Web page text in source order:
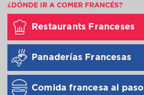
¿DÓNDE IR A COMER FRANCÉS?
Restaurants Franceses
Panaderías Francesas
Comida francesa al paso